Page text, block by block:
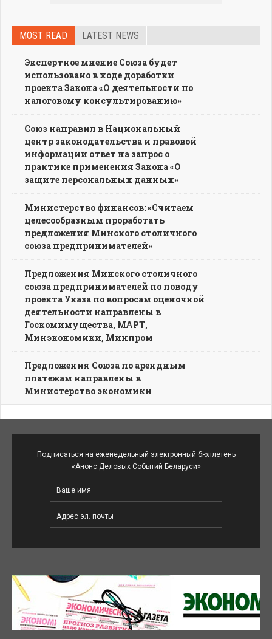
MOST READ LATEST NEWS
Экспертное мнение Союза будет
использовано в ходе доработки
проекта Закона «О деятельности по
налоговому консультированию»
Союз направил в Национальный
центр законодательства и правовой
информации ответ на запрос о
практике применения Закона «О
защите персональных данных»
Министерство финансов: «Считаем
целесообразным проработать
предложения Минского столичного
союза предпринимателей»
Предложения Минского столичного
союза предпринимателей по поводу
проекта Указа по вопросам оценочной
деятельности направлены в
Госкомимущества, МАРТ,
Минэкономики, Минпром
Предложения Союза по арендным
платежам направлены в
Министерство экономики
Подписаться на еженедельный электронный бюллетень
«Анонс Деловых Событий Беларуси»